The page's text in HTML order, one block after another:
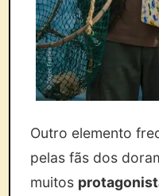
Outro elemento
pelas fãs dos
muitos